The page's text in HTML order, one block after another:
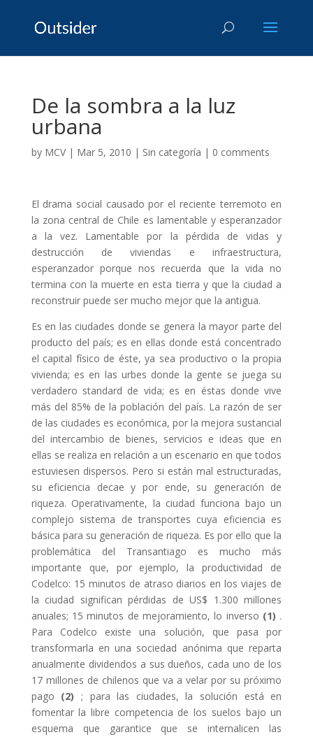
De la sombra a la luz
urbana
by MCV| Mar 5, 2010 | Sin categoría | 0 comments
El drama social causado por el reciente terremoto en
la zona central de Chile es lamentable y esperanzador
a la vez. Lamentable por la pérdida de vidas y
destrucción de viviendas e infraestructura,
esperanzador porque nos recuerda que la vida no
termina con la muerte en esta tierra y que la ciudad a
reconstruir puede ser mucho mejor que la antigua.
Es en las ciudades donde se genera la mayor parte del
producto del país; es en ellas donde está concentrado
el capital físico de éste, ya sea productivo o la propia
vivienda; es en las urbes donde la gente se juega su
verdadero standard de vida; es en éstas donde vive
más del 85% de la población del país. La razón de ser
de las ciudades es económica, por la mejora sustancial
del intercambio de bienes, servicios e ideas que en
ellas se realiza en relación a un escenario en que todos
estuviesen dispersos. Pero si están mal estructuradas,
su eficiencia decae y por ende, su generación de
riqueza. Operativamente, la ciudad funciona bajo un
complejo sistema de transportes cuya eficiencia es
básica para su generación de riqueza. Es por ello que la
problemática del Transantiago es mucho más
importante que, por ejemplo, la productividad de
Codelco: 15 minutos de atraso diarios en los viajes de
la ciudad significan pérdidas de US$ 1.300 millones
anuales; 15 minutos de mejoramiento, lo inverso (1) .
Para Codelco existe una solución, que pasa por
transformarla en una sociedad anónima que reparta
anualmente dividendos a sus dueños, cada uno de los
17 millones de chilenos que va a velar por su próximo
pago (2) ; para las ciudades, la solución está en
fomentar la libre competencia de los suelos bajo un
esquema que garantice que se internalicen las